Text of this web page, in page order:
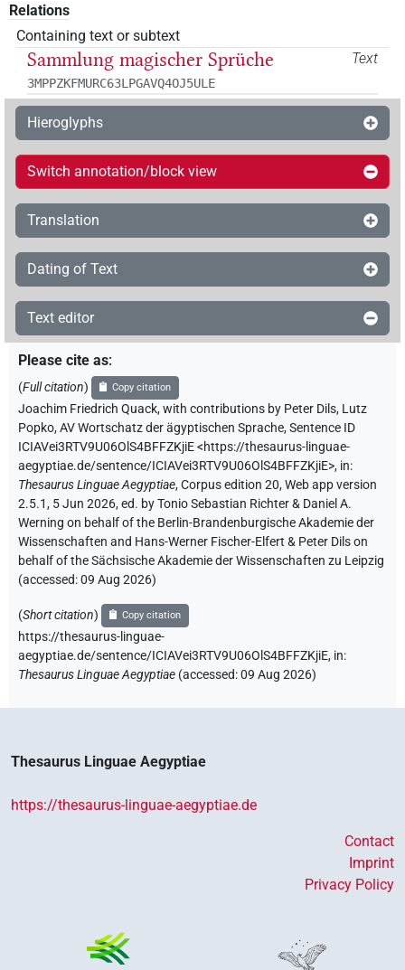
Relations
Containing text or subtext
Text
Sammlung magischer Sprüche
3MPPZKFMURC63LPGAVQ4OJ5ULE
Hieroglyphs
Switch annotation/block view
Translation
Dating of Text
Text editor
Please cite as:
(Full citation) Copy citation
Joachim Friedrich Quack,with contributions by Peter Dils, Lutz
Popko,AV Wortschatz der ägyptischen Sprache,Sentence ID
ICIAVei3RTV9U06OlS4BFFZKjiE<https://thesaurus-linguae-
aegyptiae.de/sentence/ICIAVei3RTV9U06OlS4BFFZKjiE>, in:
Thesaurus Linguae Aegyptiae,Corpus edition 20, Web app version
2.5.1, 5 Jun 2026, ed. by Tonio Sebastian Richter & Daniel A.
Werning on behalf of the Berlin-Brandenburgische Akademie der
Wissenschaften and Hans-Werner Fischer-Elfert & Peter Dils on
behalf of the Sächsische Akademie der Wissenschaften zu Leipzig
(accessed:09 Aug 2026)
(Short citation) Copy citation
https://thesaurus-linguae-
aegyptiae.de/sentence/ICIAVei3RTV9U06OlS4BFFZKjiE, in:
Thesaurus Linguae Aegyptiae (accessed:09 Aug 2026)
Thesaurus Linguae Aegyptiae
https://thesaurus-linguae-aegyptiae.de
Contact
Imprint
Privacy Policy